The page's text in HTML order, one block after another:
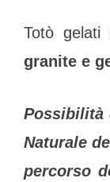
Totò gelati
granite e
Possibilità
Naturale
percorso